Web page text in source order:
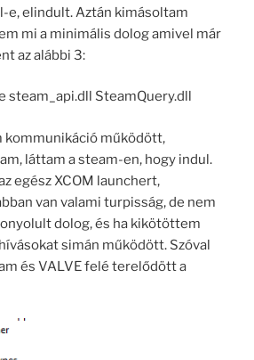
e, elindult. Aztán kimásoltam
mi a minimális dolog amivel már
az alábbi 3:
steam_api.dll SteamQuery.dll
kommunikáció működött,
láttam a steam-en, hogy indul.
egész XCOM launchert,
van valami turpisság, de nem
dolog, és ha kikötöttem
simán működött. Szóval
és VALVE felé terelődött a